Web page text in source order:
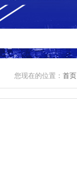
您现在的位置： 首页